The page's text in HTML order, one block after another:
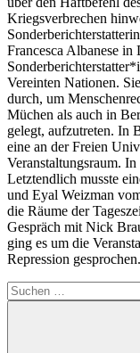
Kriegsverbrechen
Francesca Albanese
Vereinten Nationen.
durch, um
Müchen als auch in
gelegt, aufzutreten. In
eine an der Freien
Veranstaltungsraum.
Letztendlich musste
und Eyal Weizman
die Räume der
Gespräch mit Nick
ging es um die
Repression gesprochen.
Suche
nach: